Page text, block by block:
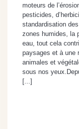
moteurs de
pesticides,
standardisation
zones humides, la
eau, tout cela
paysages et à une
animales et
sous nos
[...]